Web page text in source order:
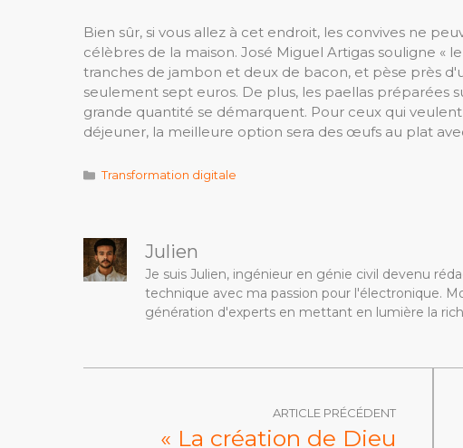
Bien sûr, si vous allez à cet endroit, les convives ne
célèbres de la maison. José Miguel Artigas souligne
tranches de jambon et deux de bacon, et pèse près
seulement sept euros. De plus, les paellas préparées
grande quantité se démarquent. Pour ceux qui
déjeuner, la meilleure option sera des œufs au plat
Catégories
Transformation digitale
Julien
Je suis Julien, ingénieur en génie civil devenu
technique avec ma passion pour l'électronique.
génération d'experts en mettant en lumière la
ARTICLE PRÉCÉDENT
« La création de Dieu